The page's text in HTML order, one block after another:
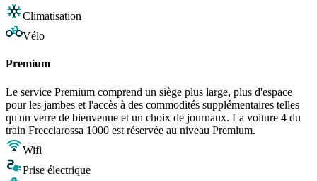
Climatisation
Vélo
Premium
Le service Premium comprend un siège plus large, plus d'espace
pour les jambes et l'accès à des commodités supplémentaires telles
qu'un verre de bienvenue et un choix de journaux. La voiture 4 du
train Frecciarossa 1000 est réservée au niveau Premium.
Wifi
Prise électrique